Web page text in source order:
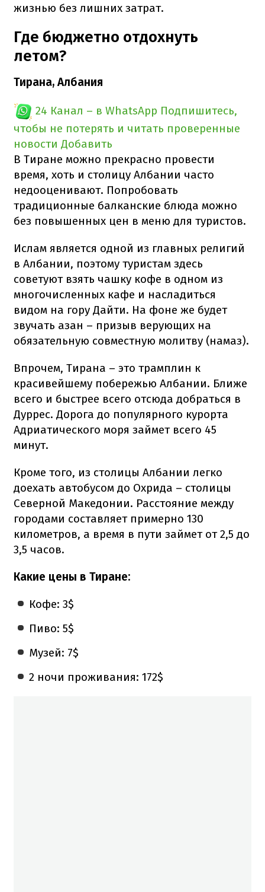
жизнью без лишних затрат.
Где бюджетно отдохнуть
летом?
Тирана, Албания
24 Канал – в WhatsApp Подпишитесь,
чтобы не потерять и читать проверенные
новости Добавить
В Тиране можно прекрасно провести
время, хоть и столицу Албании часто
недооценивают. Попробовать
традиционные балканские блюда можно
без повышенных цен в меню для туристов.
Ислам является одной из главных религий
в Албании, поэтому туристам здесь
советуют взять чашку кофе в одном из
многочисленных кафе и насладиться
видом на гору Дайти. На фоне же будет
звучать азан – призыв верующих на
обязательную совместную молитву (намаз).
Впрочем, Тирана – это трамплин к
красивейшему побережью Албании. Ближе
всего и быстрее всего отсюда добраться в
Дуррес. Дорога до популярного курорта
Адриатического моря займет всего 45
минут.
Кроме того, из столицы Албании легко
доехать автобусом до Охрида – столицы
Северной Македонии. Расстояние между
городами составляет примерно 130
километров, а время в пути займет от 2,5 до
3,5 часов.
Какие цены в Тиране:
Кофе: 3$
Пиво: 5$
Музей: 7$
2 ночи проживания: 172$